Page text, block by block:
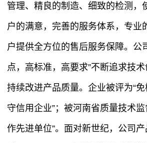
管理、精良的制造、细致的检测，
户的满意，完善的服务体系，专业
户提供全方位的售后服务保障。公
点，高标准，高要求”不断追求技术
持续改进产品质量。企业被评为“免
守信用企业”；被河南省质量技术
作先进单位”。面对新世纪，公司